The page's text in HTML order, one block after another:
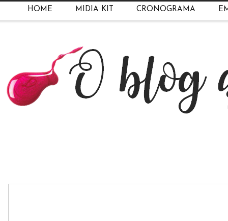
HOME MIDIA KIT CRONOGRAMA